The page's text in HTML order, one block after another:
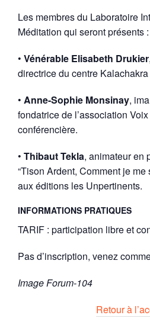
Les membres du Laboratoire
Méditation qui seront présents :
• Vénérable Elisabeth Drukier
directrice du centre Kalachakra
• Anne-Sophie Monsinay,
fondatrice de l’association
conférencière.
• Thibaut Tekla, animateur en
“Tison Ardent, Comment je me
aux éditions les Unpertinents.
INFORMATIONS PRATIQUES
TARIF : participation libre et
Pas d’inscription, venez
Image Forum-104
Retour à